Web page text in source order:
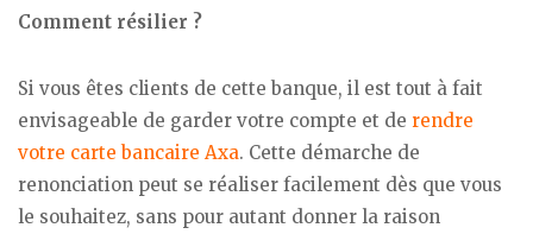
Comment résilier ?
Si vous êtes clients de cette banque, il est tout à fait
envisageable de garder votre compte et de rendre
votre carte bancaire Axa. Cette démarche de
renonciation peut se réaliser facilement dès que vous
le souhaitez, sans pour autant donner la raison